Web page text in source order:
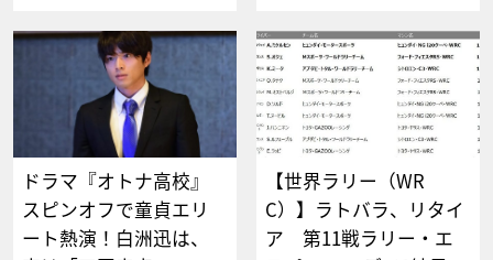
ドラマ『オトナ高校』
スピンオフで童貞エリ
ート熱演！白洲迅は、
【世界ラリー（WR
C）】ラトバラ、リタイ
ア 第11戦ラリー・エ